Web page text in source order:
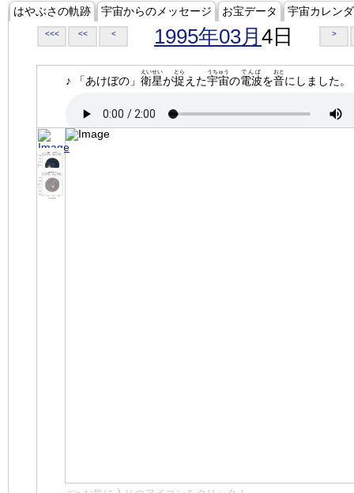
はやぶさの軌跡 宇宙からのメッセージ お宝データ 宇宙カレン
<<< << < 1995年03月 4日 >
♪ 「あけぼの」 衛星
えいせい
が捉
とら
えた宇宙
うちゅう
の電波
でんぱ
を音
おと
にしました。